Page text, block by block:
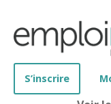
S’inscrire